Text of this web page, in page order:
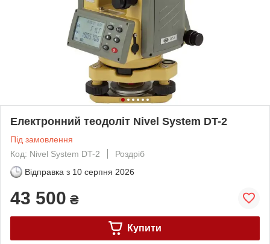
Електронний теодоліт Nivel System DT-2
Під замовлення
Код: Nivel System DT-2
Роздріб
Відправка з 10 серпня 2026
43 500 ₴
Купити